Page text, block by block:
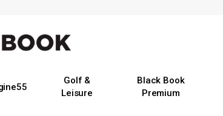
Golf &
Leisure
Black Book
Premium